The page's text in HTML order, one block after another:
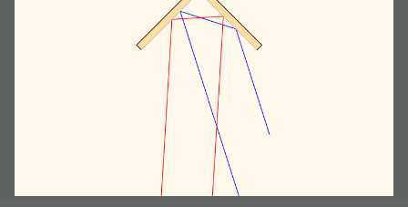
То ли она твёр­дая, то ли там очень много пыли,
и при­зем­лившийся аппа­рат должен в ней пла­
вать. Шли долгие дебаты, в кото­рых точ­кой
записка Сергея Пав­ло­вича Коро­лёва
—1966): «Сле­дует рас­счи­ты­вать на доста­точно
твёр­дый грунт типа пемзы. [...] Коро­лёв». Вот
так вели­кие учё­ные не боя­лись решать труд­
нейшие вопросы и брать на себя всю ответ­ствен­